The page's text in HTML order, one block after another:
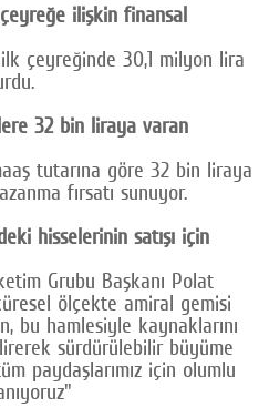
ilişkin finansal
çeyreğinde 30,1 milyon lira
32 bin liraya varan
tutarına göre 32 bin liraya
fırsatı sunuyor.
hisselerinin satışı için
Grubu Başkanı Polat
ölçekte amiral gemisi
bu hamlesiyle kaynaklarını
sürdürülebilir büyüme
paydaşlarımız için olumlu